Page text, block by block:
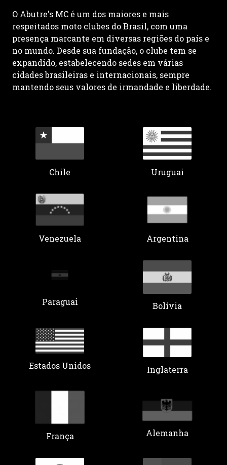
O Abutre's MC é um dos maiores e mais
respeitados moto clubes do Brasil, com uma
presença marcante em diversas regiões do país e
no mundo. Desde sua fundação, o clube tem se
expandido, estabelecendo sedes em várias
cidades brasileiras e internacionais, sempre
mantendo seus valores de irmandade e liberdade.
Chile Uruguai
Venezuela Argentina
Paraguai Bolívia
Estados Unidos Inglaterra
França Alemanha